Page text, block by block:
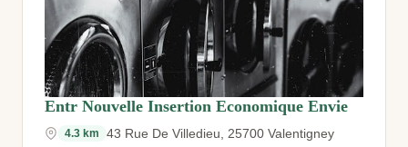
Entr Nouvelle Insertion Economique Envie
4.3 km 43 Rue De Villedieu, 25700 Valentigney